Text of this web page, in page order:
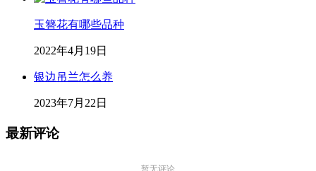
玉簪花有哪些品种
2022年4月19日
银边吊兰怎么养
2023年7月22日
最新评论
暂无评论